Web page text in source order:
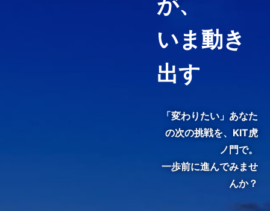
いま動き
出す
「変わりたい」あなた
の次の挑戦を、 KIT虎
ノ門で。
一歩前に進んでみませ
んか？